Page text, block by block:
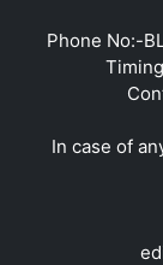
Phone No:-
In case of